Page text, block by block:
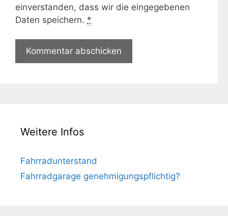
einverstanden, dass wir die eingegebenen
Daten speichern. *
Weitere Infos
Fahrradunterstand
Fahrradgarage genehmigungspflichtig?